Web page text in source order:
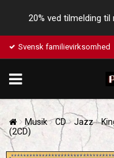
20% ved tilmelding
Svensk familievirksomhed
Musik CD Jazz
(2CD)